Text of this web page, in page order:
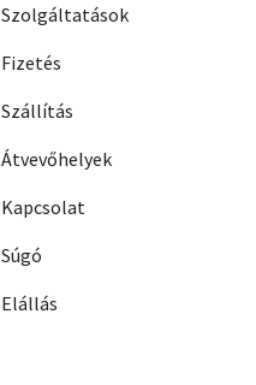
Szolgáltatások
Fizetés
Szállítás
Átvevőhelyek
Kapcsolat
Súgó
Elállás